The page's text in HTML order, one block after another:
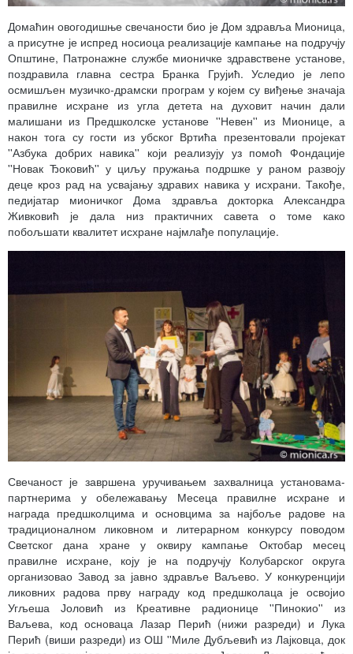
Домаћин овогодишње свечаности био је Дом здравља Мионица,
а присутне је испред носиоца реализације кампање на подручју
Општине, Патронажне службе мионичке здравствене установе,
поздравила главна сестра Бранка Грујић. Уследио је лепо
осмишљен музичко-драмски програм у којем су виђење значаја
правилне исхране из угла детета на духовит начин дали
малишани из Предшколске установе ''Невен'' из Мионице, а
након тога су гости из убског Вртића презентовали пројекат
''Азбука добрих навика'' који реализују уз помоћ Фондације
''Новак Ђоковић'' у циљу пружања подршке у раном развоју
деце кроз рад на усвајању здравих навика у исхрани. Такође,
педијатар мионичког Дома здравља докторка Александра
Живковић је дала низ практичних савета о томе како
побољшати квалитет исхране најмлађе популације.
Свечаност је завршена уручивањем захвалница установама-
партнерима у обележавању Месеца правилне исхране и
награда предшколцима и основцима за најбоље радове на
традиционалном ликовном и литерарном конкурсу поводом
Светског дана хране у оквиру кампање Октобар месец
правилне исхране, коју је на подручју Колубарског округа
организовао Завод за јавно здравље Ваљево. У конкуренцији
ликовних радова прву награду код предшколаца је освојио
Угљеша Јоловић из Креативне радионице ''Пинокио'' из
Ваљева, код основаца Лазар Перић (нижи разреди) и Лука
Перић (виши разреди) из ОШ ''Миле Дубљевић из Лајковца, док